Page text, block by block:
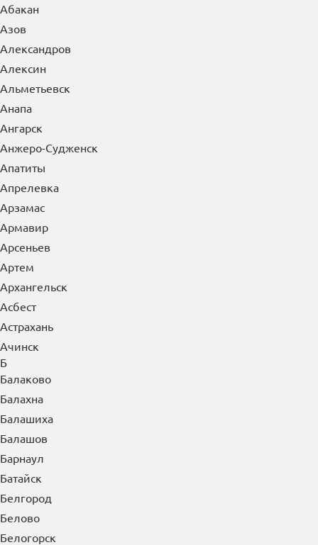
Абакан
Азов
Александров
Алексин
Альметьевск
Анапа
Ангарск
Анжеро-Судженск
Апатиты
Апрелевка
Арзамас
Армавир
Арсеньев
Артем
Архангельск
Асбест
Астрахань
Ачинск
Б
Балаково
Балахна
Балашиха
Балашов
Барнаул
Батайск
Белгород
Белово
Белогорск